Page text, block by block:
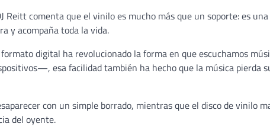
Reitt comenta que el vinilo es mucho más que un soporte: es
y acompaña toda la vida.
digital ha revolucionado la forma en que escuchamos
esa facilidad también ha hecho que la música pierda
con un simple borrado, mientras que el disco de vinilo
del oyente.